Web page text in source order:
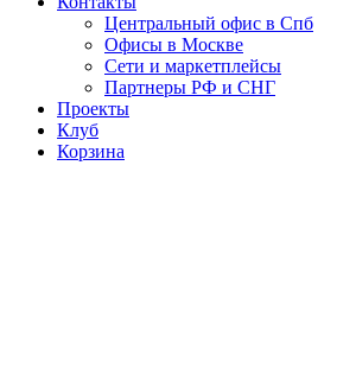
Центральный офис в Спб
Офисы в Москве
Сети и маркетплейсы
Партнеры РФ и СНГ
Проекты
Клуб
Корзина